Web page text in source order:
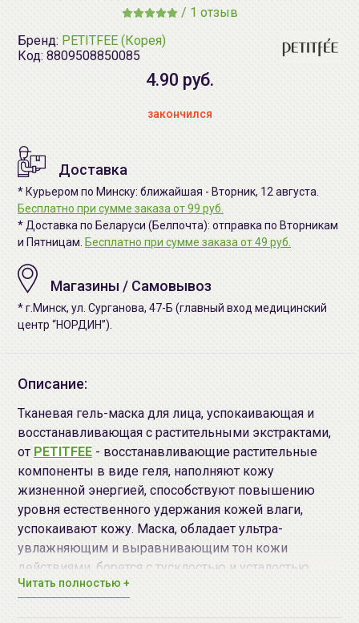
/ 1 отзыв
Бренд: PETITFEE (Корея)
Код: 8809508850085
4.90 руб.
закончился
Доставка
* Курьером по Минску: ближайшая - Вторник, 12 августа.
Бесплатно при сумме заказа от 99 руб.
* Доставка по Беларуси (Белпочта): отправка по Вторникам
и Пятницам. Бесплатно при сумме заказа от 49 руб.
Магазины / Самовывоз
* г.Минск, ул. Сурганова, 47-Б (главный вход медицинский
центр “НОРДИН”).
Описание:
Тканевая гель-маска для лица, успокаивающая и
восстанавливающая с растительными экстрактами,
от PETITFEE - восстанавливающие растительные
компоненты в виде геля, наполняют кожу
жизненной энергией, способствуют повышению
уровня естественного удержания кожей влаги,
успокаивают кожу. Маска, обладает ультра-
увлажняющим и выравнивающим тон кожи
действиями, борется с тусклостью и усталостью
кожи, содержит экстракт Настоящей Иерихонской
Читать полностью +